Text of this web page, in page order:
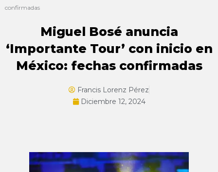
confirmadas
Miguel Bosé anuncia
‘Importante Tour’ con inicio en
México: fechas confirmadas
Francis Lorenz Pérez
Diciembre 12, 2024